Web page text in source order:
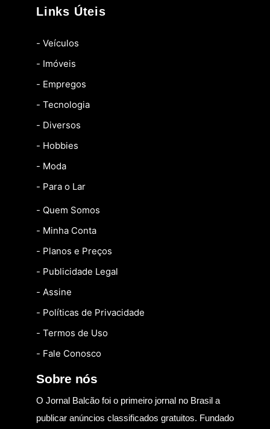
Links Úteis
- Veículos
- Imóveis
- Empregos
- Tecnologia
- Diversos
- Hobbies
- Moda
- Para o Lar
- Quem Somos
- Minha Conta
- Planos e Preços
- Publicidade Legal
- Assine
- Políticas de Privacidade
- Termos de Uso
- Fale Conosco
Sobre nós
O Jornal Balcão foi o primeiro jornal no Brasil a
publicar anúncios classificados gratuitos. Fundado